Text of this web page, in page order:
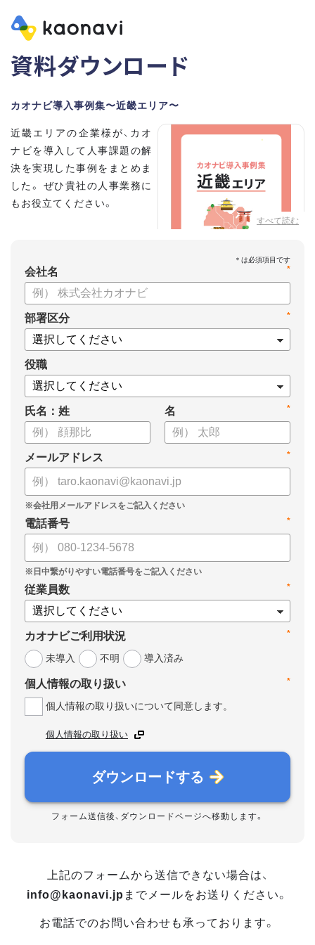
資料ダウンロード
カオナビ導入事例集〜近畿エリア〜
すべて読む
近畿エリアの企業様が、カオ
ナビを導入して人事課題の解
決を実現した事例をまとめま
した。 ぜひ貴社の人事業務に
もお役立てください。
*
会社名
*
部署区分
役職
氏名：姓 *
名
*
メールアドレス
*
電話番号
*
従業員数
*
カオナビご利用状況
未導入
不明 導入済み
*
個人情報の取り扱い
個人情報の取り扱いについて同意します。
個人情報の取り扱い
ダウンロードする
フォーム送信後、ダウンロードページへ移動します。
上記のフォームから送信できない場合は、
info@kaonavi.jp までメールをお送りください。
お電話でのお問い合わせも承っております。